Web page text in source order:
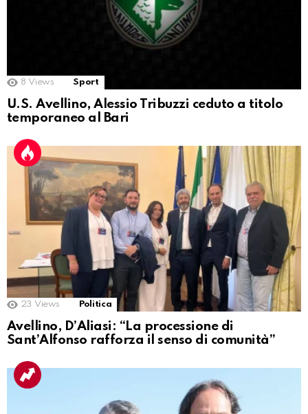
8 Views Sport
U.S. Avellino, Alessio Tribuzzi ceduto a titolo
temporaneo al Bari
23 Views Politica
Avellino, D’Aliasi: “La processione di
Sant’Alfonso rafforza il senso di comunità”